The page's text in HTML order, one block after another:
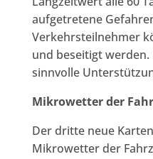
aufgetretene
Verkehrsteilnehmer
und beseitigt
sinnvolle
Mikrowetter der
Der dritte neue
Mikrowetter der